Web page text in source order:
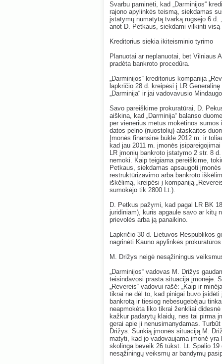
Svarbu paminėti, kad „Darminijos“
rajono apylinkės teismą, siekdamas
įstatymų numatytą tvarką rugsėjo 6 d.
anot D. Petkaus, siekdami vilkinti
Kreditorius siekia ikiteisminio tyrimo
Planuotai ar neplanuotai, bet Vilniaus
pradėta bankroto procedūra.
„Darminijos“ kreditorius kompanija
lapkričio 28 d. kreipėsi į LR
„Darminija“ ir jai vadovavusio
Savo pareiškime prokuratūrai, D.
aiškina, kad „Darminija“ balanso
per vienerius metus mokėtinos sumos
datos pelno (nuostolių) ataskaitos
Įmonės finansinė būklė 2012 m. ir
kad jau 2011 m. įmonės
LR įmonių bankroto įstatymo 2 str. 8
nemoki. Kaip teigiama pereiškime,
Petkaus, siekdamas apsaugoti
restruktūrizavimo arba bankroto
iškėlimą, kreipėsi į kompaniją
sumokėjo tik 2800 Lt.).
D. Petkus pažymi, kad pagal LR BK
juridiniam), kuris apgaule savo ar kitų
prievolės arba ją panaikino.
Lapkričio 30 d. Lietuvos Respublikos
nagrinėti Kauno apylinkės
M. Drižys neigė nesąžiningus
„Darminijos“ vadovas M. Drižys
teisindavosi prasta situacija įmonėje.
„Revereis“ vadovui rašė: „Kaip ir
tikrai ne dėl to, kad pinigai buvo
bankrotą ir tiesiog nebesugebėjau
neapmokėta liko tikrai ženkliai
kažkur padarytų klaidų, nes tai pirma
gerai apie ji nenusimanydamas.
Drižys. Sunkią įmonės situaciją M.
matyti, kad jo vadovaujama įmonė yra
skolinga beveik 26 tūkst. Lt. Spalio
nesąžiningų veiksmų ar bandymų